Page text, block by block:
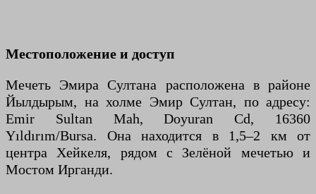
Местоположение и доступ
Мечеть Эмира Султана расположена в районе
Йылдырым, на холме Эмир Султан, по адресу:
Emir Sultan Mah, Doyuran Cd, 16360
Yıldırım/Bursa. Она находится в 1,5–2 км от
центра Хейкеля, рядом с Зелёной мечетью и
Мостом Ирганди.